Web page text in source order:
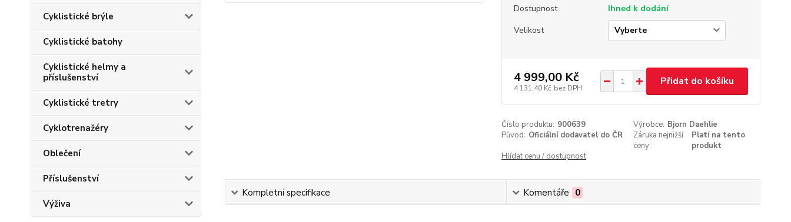
Cyklistické brýle
Cyklistické batohy
Cyklistické helmy a
příslušenství
Cyklistické tretry
Cyklotrenažéry
Oblečení
Příslušenství
Výživa
Dostupnost
Ihned k dodání
Velikost
4 999,00 Kč
4 131,40 Kč bez DPH
Přidat do košíku
Číslo produktu: 900639 Výrobce: Bjorn Daehlie
Původ: Oficiální dodavatel do ČR
Záruka nejnižší
ceny:
Platí na tento
produkt
Hlídat cenu / dostupnost
Kompletní specifikace Komentáře 0